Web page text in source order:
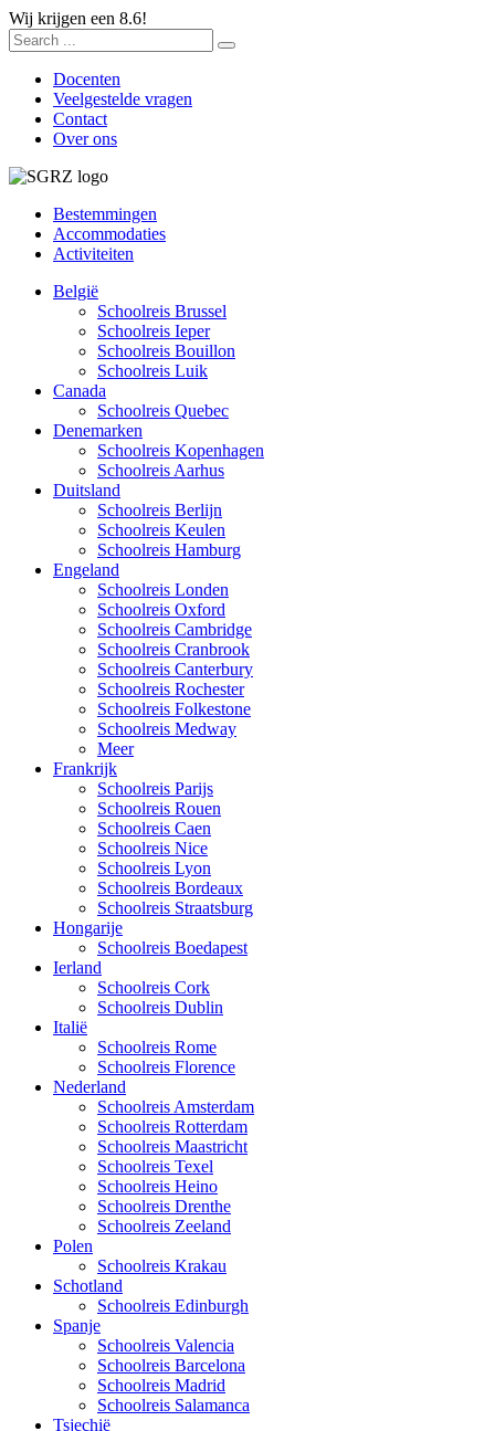
Wij krijgen een 8.6!
Docenten
Veelgestelde vragen
Contact
Over ons
Bestemmingen
Accommodaties
Activiteiten
België
Schoolreis Brussel
Schoolreis Ieper
Schoolreis Bouillon
Schoolreis Luik
Canada
Schoolreis Quebec
Denemarken
Schoolreis Kopenhagen
Schoolreis Aarhus
Duitsland
Schoolreis Berlijn
Schoolreis Keulen
Schoolreis Hamburg
Engeland
Schoolreis Londen
Schoolreis Oxford
Schoolreis Cambridge
Schoolreis Cranbrook
Schoolreis Canterbury
Schoolreis Rochester
Schoolreis Folkestone
Schoolreis Medway
Meer
Frankrijk
Schoolreis Parijs
Schoolreis Rouen
Schoolreis Caen
Schoolreis Nice
Schoolreis Lyon
Schoolreis Bordeaux
Schoolreis Straatsburg
Hongarije
Schoolreis Boedapest
Ierland
Schoolreis Cork
Schoolreis Dublin
Italië
Schoolreis Rome
Schoolreis Florence
Nederland
Schoolreis Amsterdam
Schoolreis Rotterdam
Schoolreis Maastricht
Schoolreis Texel
Schoolreis Heino
Schoolreis Drenthe
Schoolreis Zeeland
Polen
Schoolreis Krakau
Schotland
Schoolreis Edinburgh
Spanje
Schoolreis Valencia
Schoolreis Barcelona
Schoolreis Madrid
Schoolreis Salamanca
Tsjechië